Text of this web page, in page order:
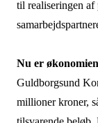
til realiseringen
Nu er
Guldborgsund
millioner kroner,